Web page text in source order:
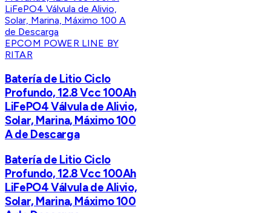
EPCOM POWER LINE BY
RITAR
Batería de Litio Ciclo
Profundo, 12.8 Vcc 100Ah
LiFePO4 Válvula de Alivio,
Solar, Marina, Máximo 100
A de Descarga
Batería de Litio Ciclo
Profundo, 12.8 Vcc 100Ah
LiFePO4 Válvula de Alivio,
Solar, Marina, Máximo 100